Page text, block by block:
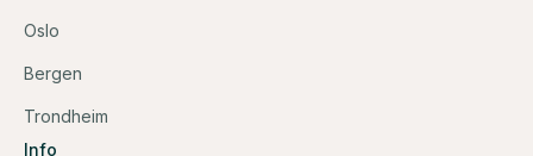
Oslo
Bergen
Trondheim
Info